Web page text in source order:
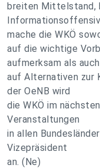
breiten Mittelstand,
mache die WKÖ
auf die wichtige
aufmerksam als auch
auf Alternativen zur
der OeNB wird
die WKÖ im
Veranstaltungen
in allen
Vizepräsident
an. (Ne)